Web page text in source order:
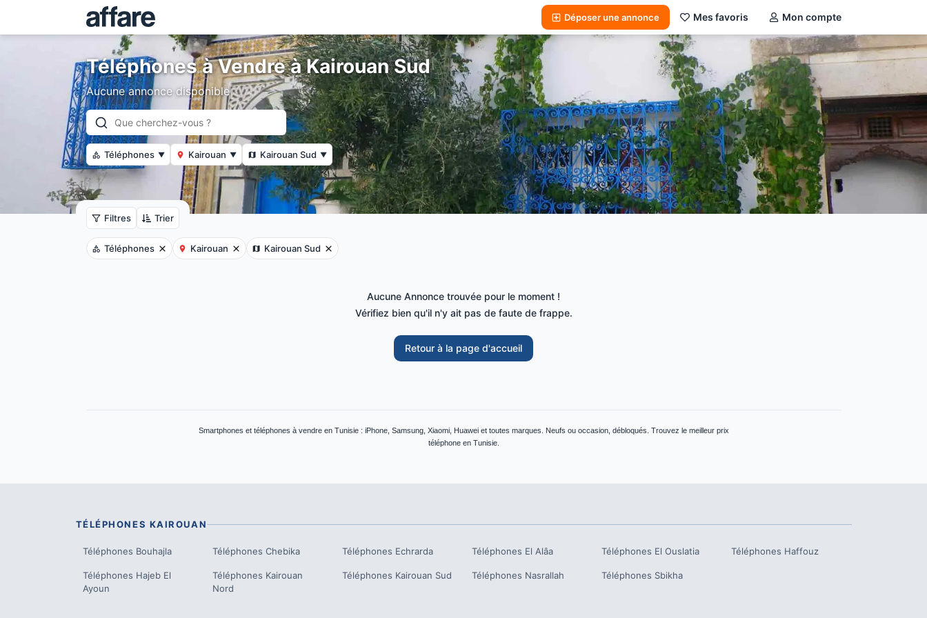
Déposer une annonce Mes favoris Mon compte
Téléphones à Vendre à Kairouan Sud
Aucune annonce disponible
Téléphones ▼ Kairouan ▼ Kairouan Sud ▼
Filtres Trier
Téléphones Kairouan Kairouan Sud
Aucune Annonce trouvée pour le moment !
Vérifiez bien qu'il n'y ait pas de faute de frappe.
Retour à la page d'accueil
Smartphones et téléphones à vendre en Tunisie : iPhone, Samsung, Xiaomi, Huawei et toutes marques. Neufs ou occasion, débloqués. Trouvez le meilleur prix
téléphone en Tunisie.
TÉLÉPHONES KAIROUAN
Téléphones Bouhajla Téléphones Chebika Téléphones Echrarda Téléphones El Alâa Téléphones El Ouslatia Téléphones Haffouz
Téléphones Hajeb El
Ayoun
Téléphones Kairouan
Nord
Téléphones Kairouan Sud Téléphones Nasrallah Téléphones Sbikha